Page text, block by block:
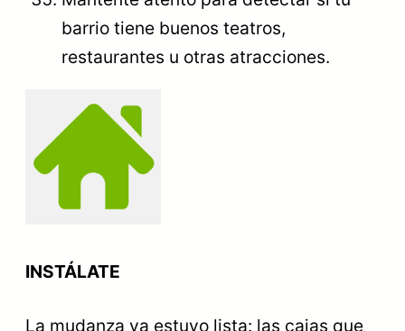
barrio tiene buenos teatros,
restaurantes u otras atracciones.
INSTÁLATE
La mudanza ya estuvo lista: las cajas que